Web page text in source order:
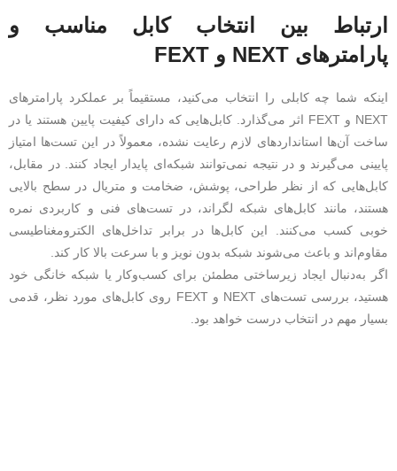
ارتباط بین انتخاب کابل مناسب و
پارامترهای NEXT و FEXT
اینکه شما چه کابلی را انتخاب می‌کنید، مستقیماً بر عملکرد پارامترهای
NEXT و FEXT اثر می‌گذارد. کابل‌هایی که دارای کیفیت پایین هستند یا در
ساخت آن‌ها استانداردهای لازم رعایت نشده، معمولاً در این تست‌ها امتیاز
پایینی می‌گیرند و در نتیجه نمی‌توانند شبکه‌ای پایدار ایجاد کنند. در مقابل،
کابل‌هایی که از نظر طراحی، پوشش، ضخامت و متریال در سطح بالایی
هستند، مانند کابل‌های شبکه لگراند، در تست‌های فنی و کاربردی نمره
خوبی کسب می‌کنند. این کابل‌ها در برابر تداخل‌های الکترومغناطیسی
مقاوم‌اند و باعث می‌شوند شبکه بدون نویز و با سرعت بالا کار کند.
اگر به‌دنبال ایجاد زیرساختی مطمئن برای کسب‌وکار یا شبکه خانگی خود
هستید، بررسی تست‌های NEXT و FEXT روی کابل‌های مورد نظر، قدمی
بسیار مهم در انتخاب درست خواهد بود.